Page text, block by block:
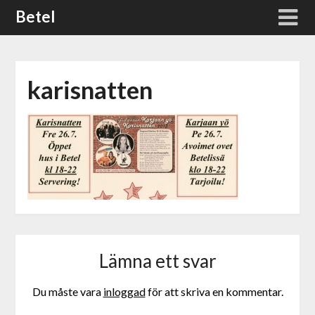
SkipBetel
karisnatten
Lämna ett svar
Du måste vara inloggadför att skriva en kommentar.